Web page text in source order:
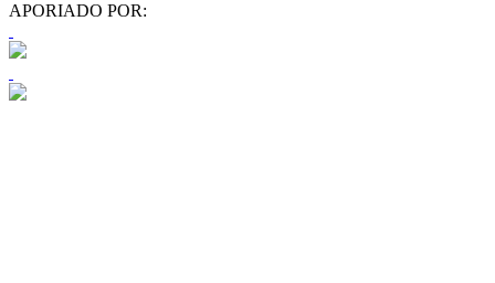
APORIADO POR: